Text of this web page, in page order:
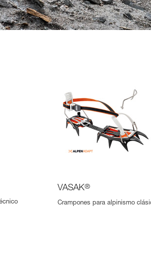
VASAK®
Crampones para alpinismo